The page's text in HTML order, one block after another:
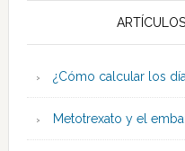
¿Cómo calcular los
Metotrexato y el